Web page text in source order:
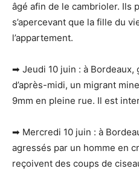
âgé afin de le cambrioler. Ils
s’apercevant que la fille du
l’appartement.
➡ Jeudi 10 juin : à Bordeaux,
d’après-midi, un migrant
9mm en pleine rue. Il est
➡ Mercredi 10 juin : à
agressés par un homme en
reçoivent des coups de